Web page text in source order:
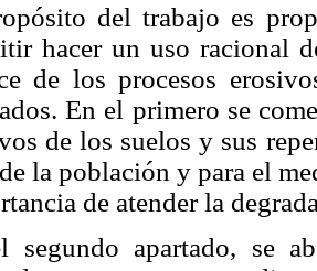
del trabajo es
hacer un uso racional
de los procesos
En el primero se
de los suelos y sus
la población y para el
de atender la
segundo apartado, se